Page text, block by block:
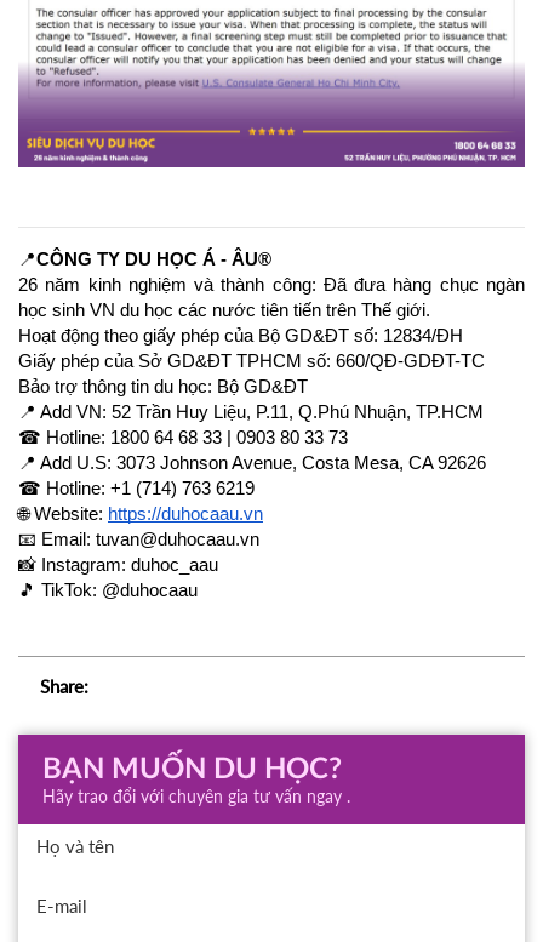
📍CÔNG TY DU HỌC Á - ÂU®
26 năm kinh nghiệm và thành công: Đã đưa hàng chục ngàn
học sinh VN du học các nước tiên tiến trên Thế giới.
Hoạt động theo giấy phép của Bộ GD&ĐT số: 12834/ĐH
Giấy phép của Sở GD&ĐT TPHCM số: 660/QĐ-GDĐT-TC
Bảo trợ thông tin du học: Bộ GD&ĐT
📍 Add VN: 52 Trần Huy Liệu, P.11, Q.Phú Nhuận, TP.HCM
☎ Hotline: 1800 64 68 33 | 0903 80 33 73
📍 Add U.S: 3073 Johnson Avenue, Costa Mesa, CA 92626
☎ Hotline: +1 (714) 763 6219
🌐 Website: https://duhocaau.vn
📧 Email: tuvan@duhocaau.vn
📸 Instagram: duhoc_aau
🎵 TikTok: @duhocaau
Share:
BẠN MUỐN DU HỌC?
Hãy trao đổi với chuyên gia tư vấn ngay .
Họ và tên
E-mail